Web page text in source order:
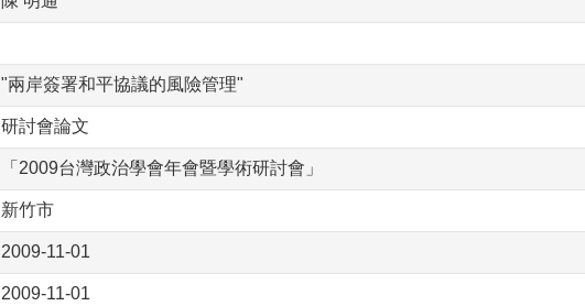
"兩岸簽署和平協議的風險管理"
研討會論文
「2009台灣政治學會年會暨學術研討會」
新竹市
2009-11-01
2009-11-01